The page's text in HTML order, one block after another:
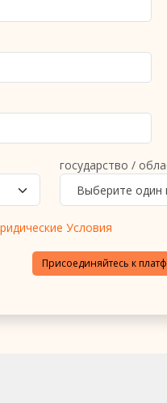
государство /
Выберите один
Условия